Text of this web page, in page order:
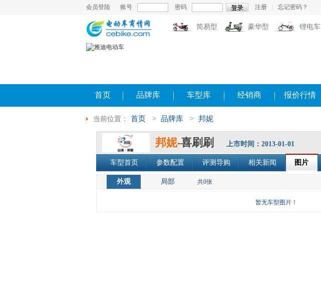
会员登陆 账号 密码 注册 忘记密码？
简易型 豪华型 锂电车
首页 品牌库 车型库 经销商 报价行情
当前位置： 首页 > 品牌库 > 邦妮
邦妮-喜刷刷 上市时间：2013-01-01
车型首页 参数配置 评测导购 相关新闻 图片
外观 局部 共0张
暂无车型图片！